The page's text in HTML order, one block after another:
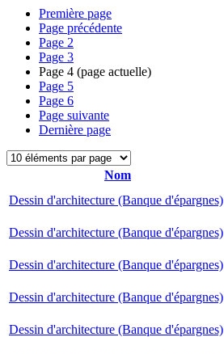
Première page
Page précédente
Page 2
Page 3
Page 4 (page actuelle)
Page 5
Page 6
Page suivante
Dernière page
Nom
Dessin d'architecture (Banque d'épargnes)
Dessin d'architecture (Banque d'épargnes)
Dessin d'architecture (Banque d'épargnes)
Dessin d'architecture (Banque d'épargnes)
Dessin d'architecture (Banque d'épargnes)